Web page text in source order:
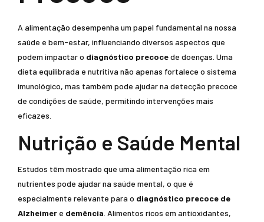
A alimentação desempenha um papel fundamental na nossa
saúde e bem-estar, influenciando diversos aspectos que
podem impactar o diagnóstico precocede doenças. Uma
dieta equilibrada e nutritiva não apenas fortalece o sistema
imunológico, mas também pode ajudar na detecção precoce
de condições de saúde, permitindo intervenções mais
eficazes.
Nutrição e Saúde Mental
Estudos têm mostrado que uma alimentação rica em
nutrientes pode ajudar na saúde mental, o que é
especialmente relevante para o diagnóstico precoce de
Alzheimer e demência . Alimentos ricos em antioxidantes,